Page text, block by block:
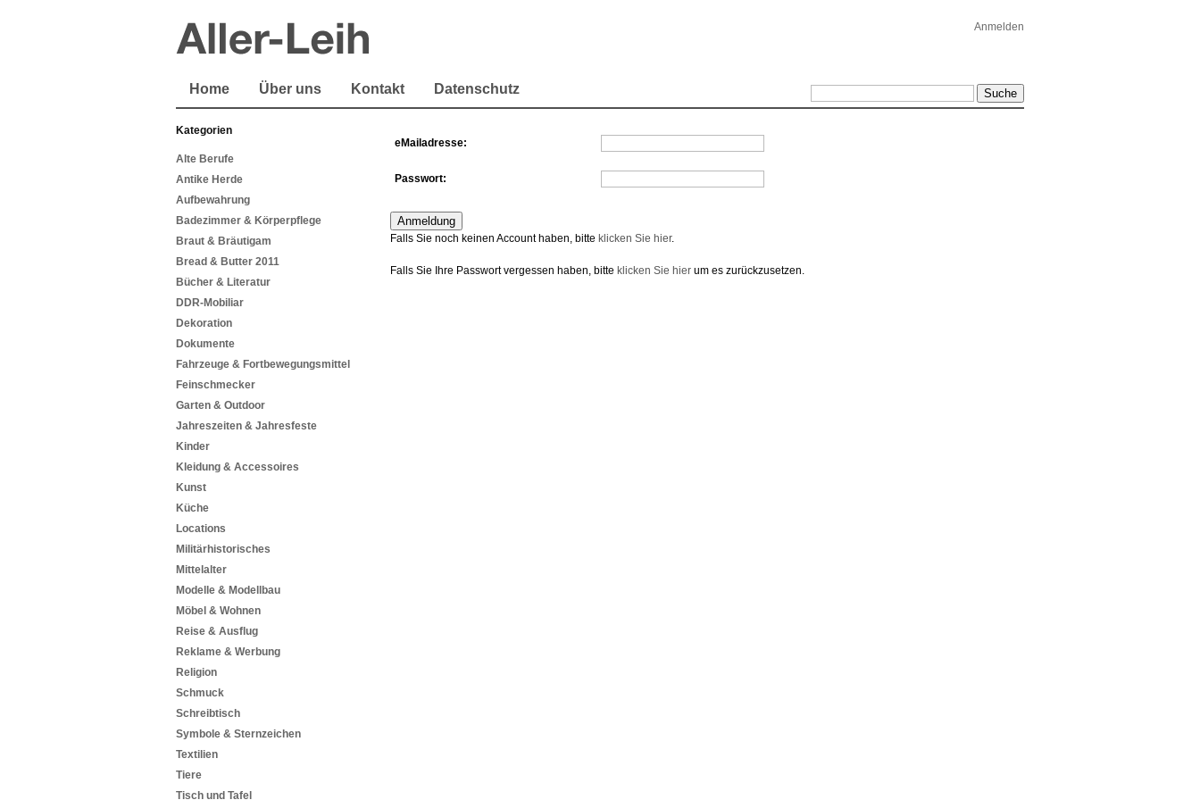
Anmelden
Home Über uns Kontakt Datenschutz
Kategorien
Alte Berufe
Antike Herde
Aufbewahrung
Badezimmer & Körperpflege
Braut & Bräutigam
Bread & Butter 2011
Bücher & Literatur
DDR-Mobiliar
Dekoration
Dokumente
Fahrzeuge & Fortbewegungsmittel
Feinschmecker
Garten & Outdoor
Jahreszeiten & Jahresfeste
Kinder
Kleidung & Accessoires
Kunst
Küche
Locations
Militärhistorisches
Mittelalter
Modelle & Modellbau
Möbel & Wohnen
Reise & Ausflug
Reklame & Werbung
Religion
Schmuck
Schreibtisch
Symbole & Sternzeichen
Textilien
Tiere
Tisch und Tafel
eMailadresse:
Passwort:
Falls Sie noch keinen Account haben, bitte klicken Sie hier.
Falls Sie Ihre Passwort vergessen haben, bitte klicken Sie hier um es zurückzusetzen.